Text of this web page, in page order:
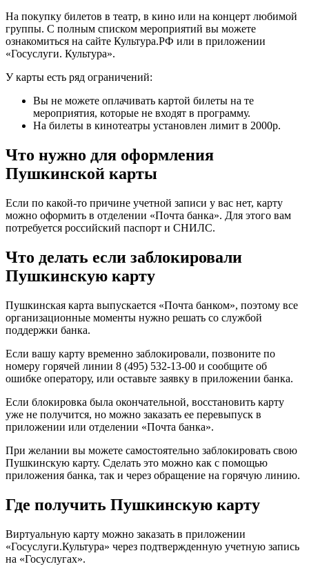
На покупку билетов в театр, в кино или на концерт любимой
группы. С полным списком мероприятий вы можете
ознакомиться на сайте Культура.РФ или в приложении
«Госуслуги. Культура».
У карты есть ряд ограничений:
Вы не можете оплачивать картой билеты на те
мероприятия, которые не входят в программу.
На билеты в кинотеатры установлен лимит в 2000р.
Что нужно для оформления
Пушкинской карты
Если по какой-то причине учетной записи у вас нет, карту
можно оформить в отделении «Почта банка». Для этого вам
потребуется российский паспорт и СНИЛС.
Что делать если заблокировали
Пушкинскую карту
Пушкинская карта выпускается «Почта банком», поэтому все
организационные моменты нужно решать со службой
поддержки банка.
Если вашу карту временно заблокировали, позвоните по
номеру горячей линии 8 (495) 532-13-00 и сообщите об
ошибке оператору, или оставьте заявку в приложении банка.
Если блокировка была окончательной, восстановить карту
уже не получится, но можно заказать ее перевыпуск в
приложении или отделении «Почта банка».
При желании вы можете самостоятельно заблокировать свою
Пушкинскую карту. Сделать это можно как с помощью
приложения банка, так и через обращение на горячую линию.
Где получить Пушкинскую карту
Виртуальную карту можно заказать в приложении
«Госуслуги.Культура» через подтвержденную учетную запись
на «Госуслугах».